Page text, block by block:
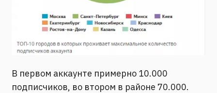
В первом аккаунте примерно 10.000
подписчиков, во втором в районе 70.000.